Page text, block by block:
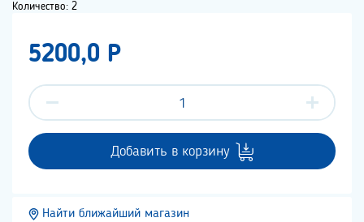
Количество: 2
5200,0 P
Добавить в корзину
Найти ближайший магазин